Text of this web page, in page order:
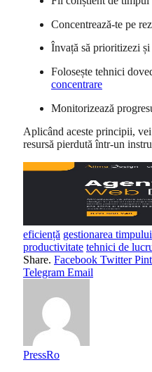
Concentrează-te pe
Învață să prioritizezi
Folosește tehnici
concentrare
Monitorizează
Aplicând aceste principii,
resursă pierdută într-un
eficiență gestionarea timpului
productivitate tehnici de
Share. Facebook Twitter
Telegram Email
PressRo